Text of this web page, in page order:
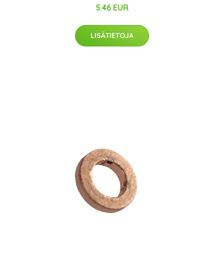
5.46 EUR
LISÄTIETOJA